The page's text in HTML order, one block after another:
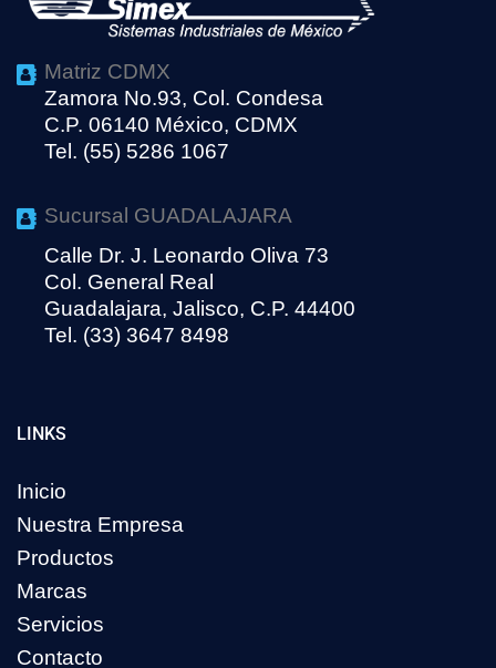
Matriz CDMX
Zamora No.93, Col. Condesa
C.P. 06140 México, CDMX
Tel. (55) 5286 1067
Sucursal GUADALAJARA
Calle Dr. J. Leonardo Oliva 73
Col. General Real
Guadalajara, Jalisco, C.P. 44400
Tel. (33) 3647 8498
LINKS
Inicio
Nuestra Empresa
Productos
Marcas
Servicios
Contacto